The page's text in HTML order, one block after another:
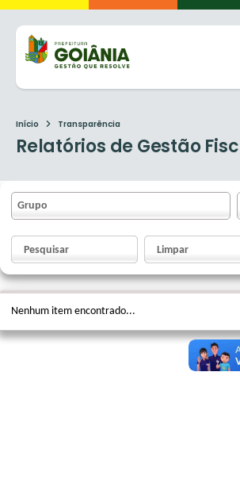
Início Transparência
Relatórios de Gestão